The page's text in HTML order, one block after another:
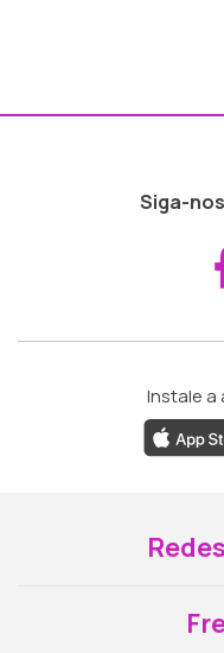
Siga-
Instale a